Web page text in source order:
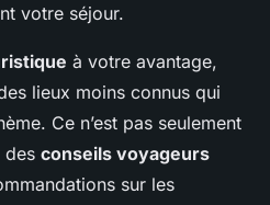
votre séjour.
à votre avantage,
lieux moins connus qui
Ce n’est pas seulement
des conseils voyageurs
sur les